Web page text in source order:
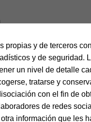
de Madrid, 14
de Madrid (Madrid)
ESPAÑA
propias y de terceros
y de seguridad.
un nivel de detalle
tratarse y
con el fin de
de redes
información que les